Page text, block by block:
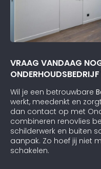
VRAAG VANDAAG
Wil je een betrouwbare
werkt, meedenkt en
dan contact op met
combineren renovlies
schilderwerk en buiten
aanpak. Zo hoef jij niet
schakelen.